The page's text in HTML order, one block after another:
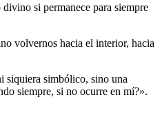
si permanece para siempre
volvernos hacia el interior, hacia
simbólico, sino una
siempre, si no ocurre en mí?».